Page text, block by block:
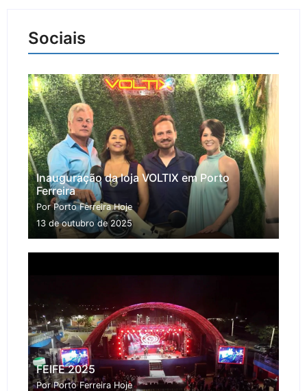
Sociais
Inauguração da loja VOLTIX em Porto
Ferreira
Por Porto Ferreira Hoje
13 de outubro de 2025
FEIFE 2025
Por Porto Ferreira Hoje